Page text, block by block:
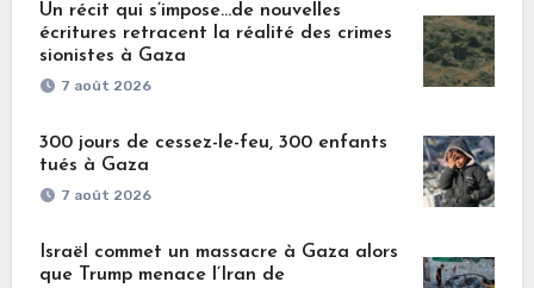
Un récit qui s’impose…de nouvelles
écritures retracent la réalité des crimes
sionistes à Gaza
7 août 2026
300 jours de cessez-le-feu, 300 enfants
tués à Gaza
7 août 2026
Israël commet un massacre à Gaza alors
que Trump menace l’Iran de